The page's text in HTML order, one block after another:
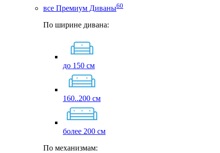
все Премиум Диваны60
По ширине дивана:
до 150 см
160..200 см
более 200 см
По механизмам: